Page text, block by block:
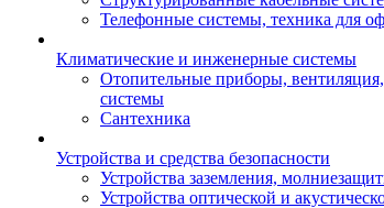
Телефонные системы, техника для
Климатические и инженерные системы
Отопительные приборы,
системы
Сантехника
Устройства и средства безопасности
Устройства заземления,
Устройства оптической и